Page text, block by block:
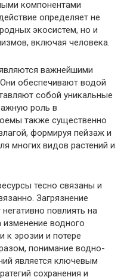
компонентами
определяет не
экосистем, но и
включая человека.
важнейшими
обеспечивают водой
собой уникальные
роль в
также существенно
формируя пейзаж и
многих видов растений и
тесно связаны и
Загрязнение
повлиять на
водного
к эрозии и потере
понимание водно-
является ключевым
сохранения и